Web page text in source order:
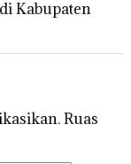
Kabupaten
Ruas